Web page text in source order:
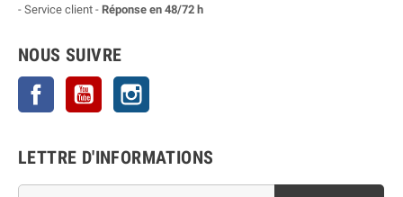
- Service client - Réponse en 48/72 h
NOUS SUIVRE
Facebook YouTube
LETTRE D'INFORMATIONS